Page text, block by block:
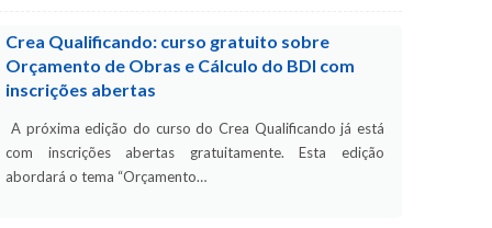
Crea Qualificando: curso gratuito sobre
Orçamento de Obras e Cálculo do BDI com
inscrições abertas
A próxima edição do curso do Crea Qualificando já está
com inscrições abertas gratuitamente. Esta edição
abordará o tema “Orçamento…